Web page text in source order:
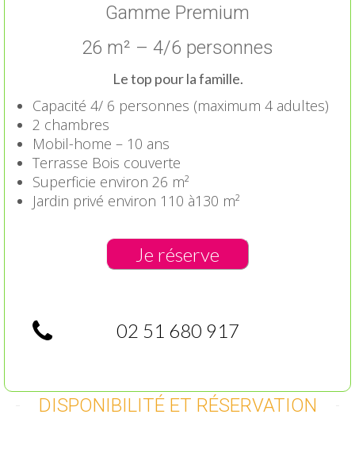
Gamme Premium
26 m² – 4/6 personnes
Le top pour la famille.
Capacité 4/ 6 personnes (maximum 4 adultes)
2 chambres
Mobil-home – 10 ans
Terrasse Bois couverte
Superficie environ 26 m²
Jardin privé environ 110 à130 m²
Je réserve
02 51 680 917
DISPONIBILITÉ ET RÉSERVATION